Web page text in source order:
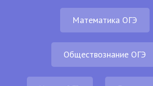
Математика ОГЭ
Обществознание ОГЭ